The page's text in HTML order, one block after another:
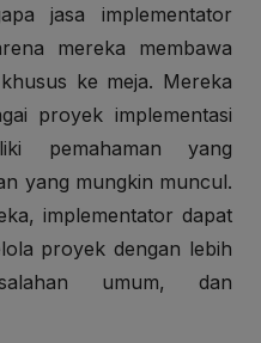
jasa implementator
mereka membawa
ke meja. Mereka
proyek implementasi
pemahaman yang
yang mungkin muncul.
implementator dapat
proyek dengan lebih
umum, dan